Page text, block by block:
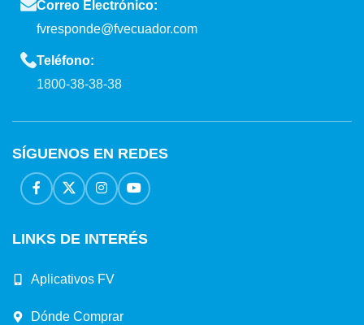
Correo Electrónico:
fvresponde@fvecuador.com
Teléfono:
1800-38-38-38
SÍGUENOS EN REDES
LINKS DE INTERÉS
Aplicativos FV
Dónde Comprar